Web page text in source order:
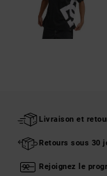
Livraison et
Retours sous 30
Rejoignez le